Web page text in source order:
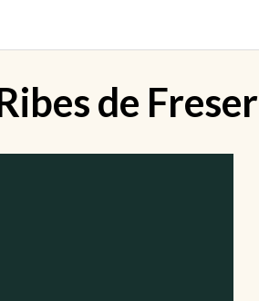
de Freser